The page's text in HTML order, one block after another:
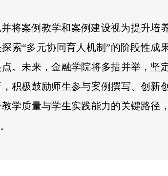
将案例教学和案例建设视为提升培
索“多元协同育人机制”的阶段性成
。未来，金融学院将多措并举，坚
积极鼓励师生参与案例撰写、创新
学质量与学生实践能力的关键路径